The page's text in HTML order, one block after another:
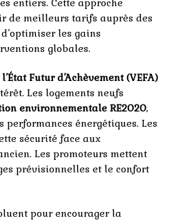
entiers. Cette approche
de meilleurs tarifs auprès des
les gains
globales.
Futur d’Achèvement (VEFA)
Les logements neufs
environnementale RE2020,
performances énergétiques. Les
sécurité face aux
Les promoteurs mettent
prévisionnelles et le confort
pour encourager la